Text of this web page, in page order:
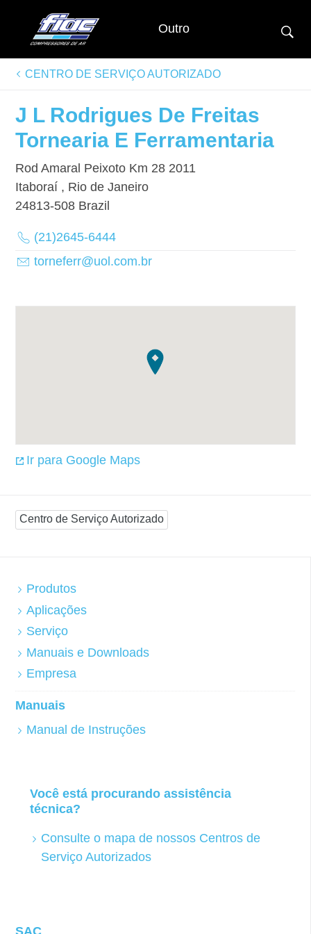
Outro
CENTRO DE SERVIÇO AUTORIZADO
J L Rodrigues De Freitas
Tornearia E Ferramentaria
Rod Amaral Peixoto Km 28 2011
Itaboraí , Rio de Janeiro
24813-508 Brazil
(21)2645-6444
torneferr@uol.com.br
Ir para Google Maps
Centro de Serviço Autorizado
Produtos
Aplicações
Serviço
Manuais e Downloads
Empresa
Manuais
Manual de Instruções
Você está procurando assistência
técnica?
Consulte o mapa de nossos Centros de
Serviço Autorizados